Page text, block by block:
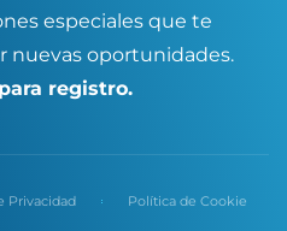
especiales que te
nuevas oportunidades.
registro.
Privacidad Política de Cookie